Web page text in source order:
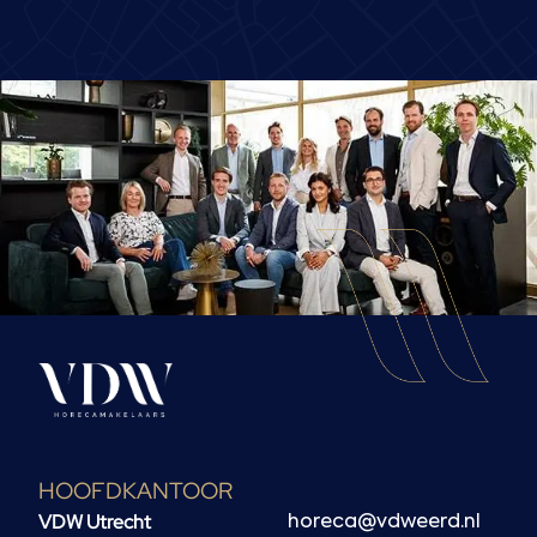
HOOFDKANTOOR
VDW Utrecht horeca@vdweerd.nl